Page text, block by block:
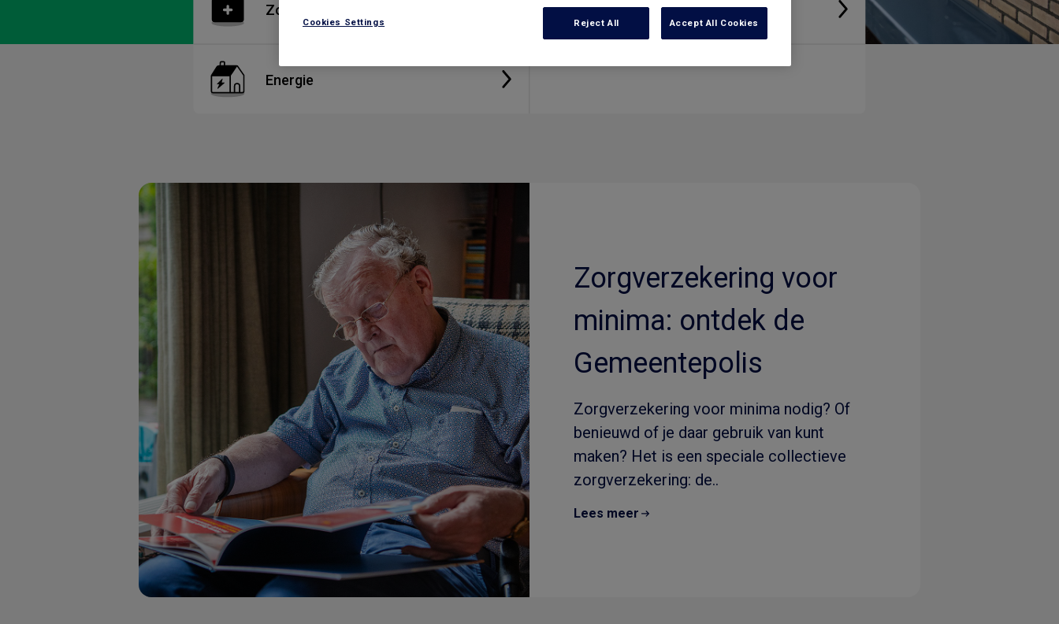
Zorgverzekeringen Tegemoetkomingen
Energie
Zorgverzekering voor
minima: ontdek de
Gemeentepolis
Zorgverzekering voor minima nodig? Of
benieuwd of je daar gebruik van kunt
maken? Het is een speciale collectieve
zorgverzekering: de..
Lees meer
Reject All Accept All Cookies
Cookies Settings